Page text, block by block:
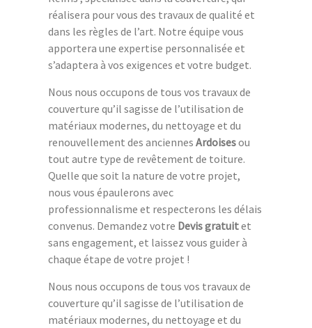
réalisera pour vous des travaux de qualité et
dans les règles de l’art. Notre équipe vous
apportera une expertise personnalisée et
s’adaptera à vos exigences et votre budget.
Nous nous occupons de tous vos travaux de
couverture qu’il sagisse de l’utilisation de
matériaux modernes, du nettoyage et du
renouvellement des anciennes Ardoisesou
tout autre type de revêtement de toiture.
Quelle que soit la nature de votre projet,
nous vous épaulerons avec
professionnalisme et respecterons les délais
convenus. Demandez votre Devis gratuitet
sans engagement, et laissez vous guider à
chaque étape de votre projet !
Nous nous occupons de tous vos travaux de
couverture qu’il sagisse de l’utilisation de
matériaux modernes, du nettoyage et du